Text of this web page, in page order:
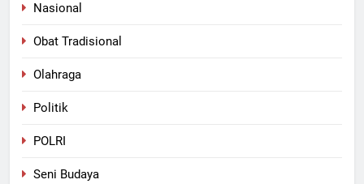
Nasional
Obat Tradisional
Olahraga
Politik
POLRI
Seni Budaya